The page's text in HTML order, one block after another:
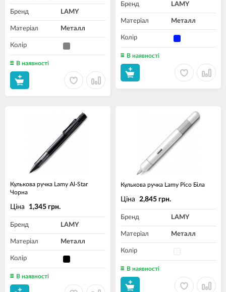
Бренд LAMY
Матеріал Металл
Колір
В наявності
Бренд LAMY
Матеріал Металл
Колір
В наявності
Кулькова ручка Lamy Al-Star
Чорна
Ціна 1,345 грн.
Бренд LAMY
Матеріал Металл
Колір
В наявності
Кулькова ручка Lamy Pico Біла
Ціна 2,845 грн.
Бренд LAMY
Матеріал Металл
Колір
В наявності